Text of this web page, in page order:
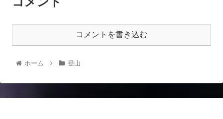
コメントを書き込む
ホーム 登山